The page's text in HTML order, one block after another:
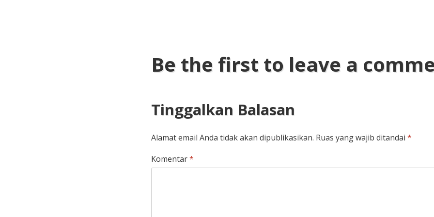
Be the first to leave a
Tinggalkan Balasan
Alamat email Anda tidak akan dipublikasikan. Ruas yang wajib ditandai *
Komentar*